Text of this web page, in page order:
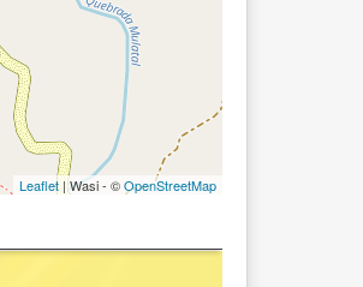
Leaflet | Wasi - ©OpenStreetMap